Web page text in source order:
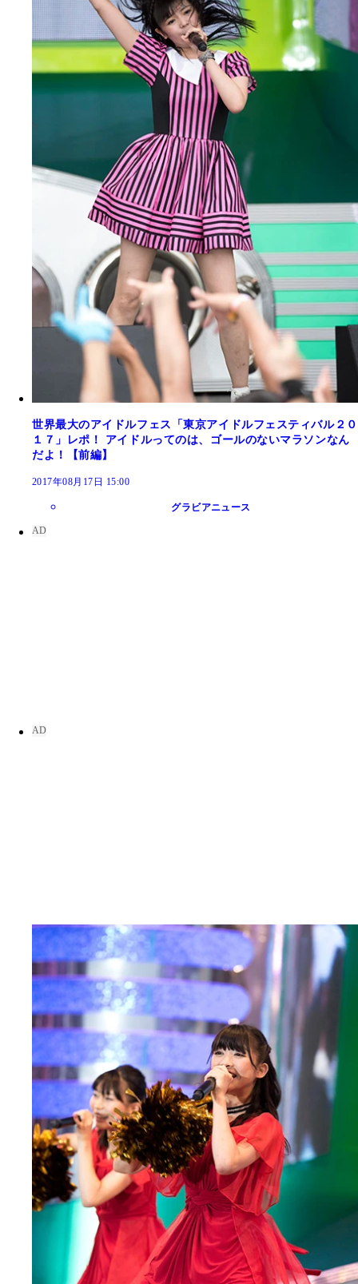
世界最大のアイドルフェス「東京アイドルフェスティバル２０
１７」レポ！ アイドルってのは、ゴールのないマラソンなん
だよ！【前編】
2017年08月17日 15:00
グラビアニュース